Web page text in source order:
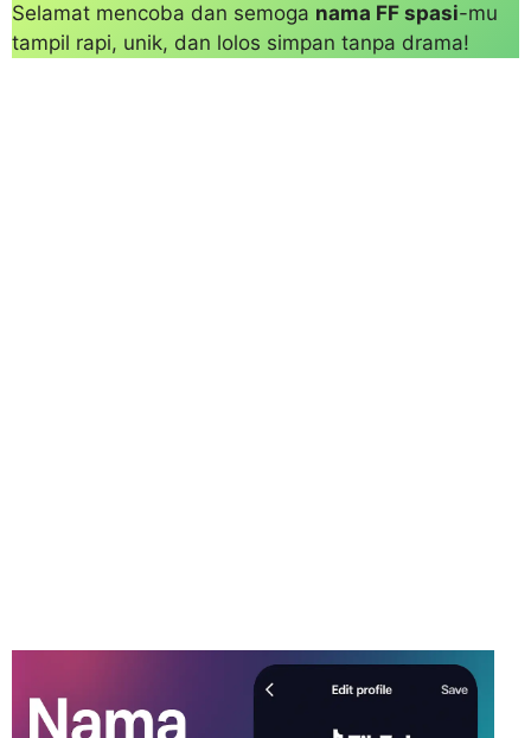
Selamat mencoba dan semoga nama FF spasi-mu
tampil rapi, unik, dan lolos simpan tanpa drama!